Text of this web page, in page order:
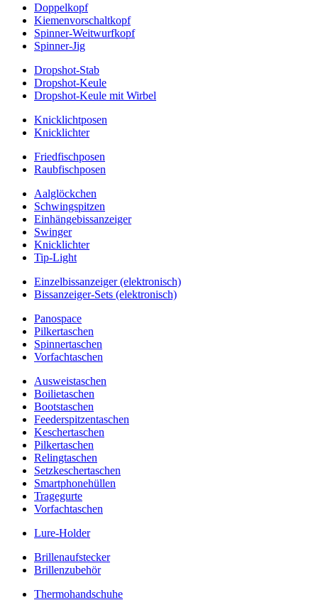
Doppelkopf
Kiemenvorschaltkopf
Spinner-Weitwurfkopf
Spinner-Jig
Dropshot-Stab
Dropshot-Keule
Dropshot-Keule mit Wirbel
Knicklichtposen
Knicklichter
Friedfischposen
Raubfischposen
Aalglöckchen
Schwingspitzen
Einhängebissanzeiger
Swinger
Knicklichter
Tip-Light
Einzelbissanzeiger (elektronisch)
Bissanzeiger-Sets (elektronisch)
Panospace
Pilkertaschen
Spinnertaschen
Vorfachtaschen
Ausweistaschen
Boilietaschen
Bootstaschen
Feederspitzentaschen
Keschertaschen
Pilkertaschen
Relingtaschen
Setzkeschertaschen
Smartphonehüllen
Tragegurte
Vorfachtaschen
Lure-Holder
Brillenaufstecker
Brillenzubehör
Thermohandschuhe